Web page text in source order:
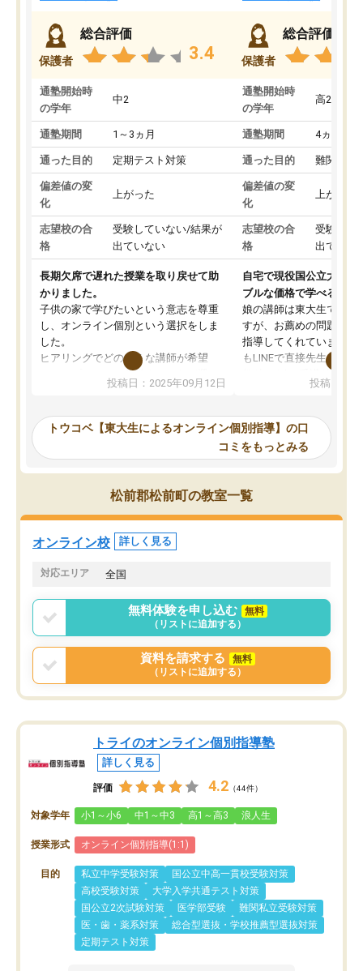
保護者
総合評価
3.4
通塾開始時
の学年
中2
通塾期間 1～3ヵ月
通った目的 定期テスト対策
偏差値の変
化
上がった
志望校の合
格
受験していない/結果が
出ていない
長期欠席で遅れた授業を取り戻せて助
かりました。
子供の家で学びたいという意志を尊重
し、オンライン個別という選択をしま
した。
ヒアリングでどのような講師が希望
か、オプションは付帯するかなど選ぶ
事が出来ました。
ーティングを行い、その講師で良いか
見てから講師を決定する事ができま
す。
うちの子は、初回面談の講師の方で決
オンラインツールを使用した単語帳の
共有があり宿題もそちらで出される形
でした。
言う事で講師変更の申し出があり、あ
まりに短期での変更だった為、塾に通
う事にして退会しました。遅れも取り
戻せ、授業内容や講師の方は良かった
と思います。
投稿日：2025年09月12日
保護者
総合評価
通塾開始時
の学年
高2
通塾期間 4ヵ月～1
通った目的 難関私立
偏差値の変
化
上がった
志望校の合
格
受験して
出ていな
自宅で現役国公立大学生
ブルな価格で学べる
娘の講師は東大生では無
すが、お薦めの問題集や
指導してくれています。
もLINEで直接先生に質問
めれるので、個人に合
いなのがあり(有料)、受
ことをどんなスケジュー
くか相談したのですが、
ち期待したものではなく
内容でした。それでも明
やる気も出ましたし、苦
くなってきたようなので
投稿日：
トウコベ【東大生によるオンライン個別指導】の口
コミをもっとみる
松前郡松前町の教室一覧
オンライン校 詳しく見る
対応エリア 全国
無料体験を申し込む
無料
（リストに追加する）
資料を請求する
無料
（リストに追加する）
トライのオンライン個別指導塾
詳しく見る
評価 4.2 （44件）
対象学年 小1～小6 中1～中3 高1～高3 浪人生
授業形式 オンライン個別指導(1:1)
目的 私立中学受験対策
国公立中高一貫校受験対策
高校受験対策
大学入学共通テスト対策
国公立2次試験対策
医学部受験
難関私立受験対策
医・歯・薬系対策
総合型選抜・学校推薦型選抜対策
定期テスト対策